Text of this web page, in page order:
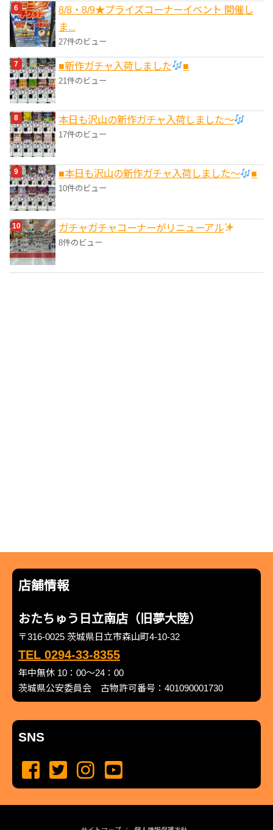
8/8・8/9★プライズコーナーイベント 開催し
ま...
27件のビュー
■新作ガチャ入荷しました ■
21件のビュー
本日も沢山の新作ガチャ入荷しました〜
17件のビュー
■本日も沢山の新作ガチャ入荷しました〜 ■
10件のビュー
ガチャガチャコーナーがリニューアル
8件のビュー
店舗情報
おたちゅう日立南店（旧夢大陸）
〒316-0025 茨城県日立市森山町4-10-32
TEL 0294-33-8355
年中無休 10：00～24：00
茨城県公安委員会 古物許可番号：401090001730
SNS